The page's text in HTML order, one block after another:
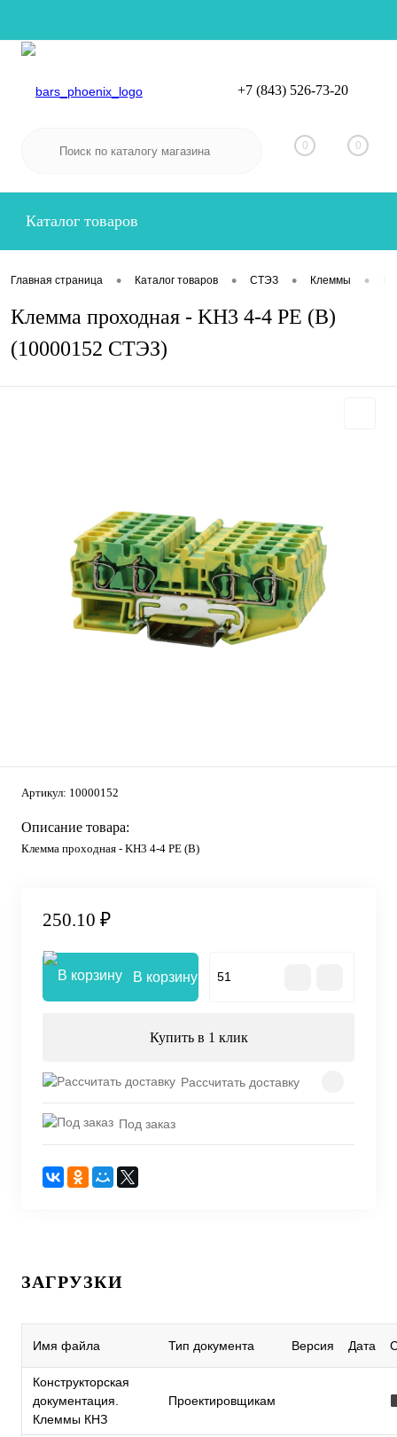
Вход
+7 (843) 526-73-20
0 0
Каталог товаров
Главная страница • Каталог товаров • СТЭЗ • Клеммы •
Клемма проходная - KH3 4-4 РE (В)
(10000152 СТЭЗ)
Артикул: 10000152
Описание товара:
Клемма проходная - KH3 4-4 РE (В)
250.10 ₽
В корзину
Купить в 1 клик
Рассчитать доставку
Под заказ
ЗАГРУЗКИ
Имя файла Тип документа Версия Дата
Конструкторская
документация.
Клеммы КНЗ
Проектировщикам